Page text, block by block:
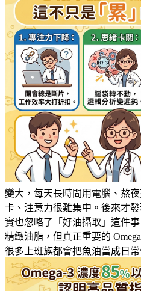
變大，每天長時間用電腦、熬
卡、注意力很難集中。後來才
實也忽略了「好油攝取」這件
精緻油脂，但真正重要的
很多上班族都會把魚油當成日常